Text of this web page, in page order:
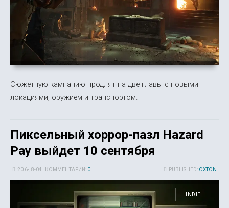
Сюжетную кампанию продлят на две главы с новыми
локациями, оружием и транспортом.
Пиксельный хоррор-пазл Hazard
Pay выйдет 10 сентября
PUBLISHED: OXTON
20 6-, 8-04 КОММЕНТАРИИ: 0
INDIE